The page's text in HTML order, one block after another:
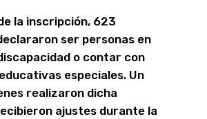
la inscripción, 623
ser personas en
o contar con
especiales. Un
realizaron dicha
ajustes durante la